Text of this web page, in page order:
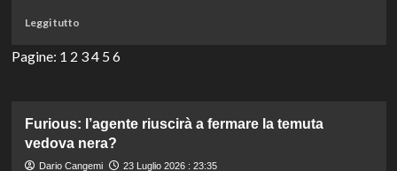
2027.
Leggi tuttoLeggi
più
di
“Ransom
Pagine: 1 2 34 5 6
Furious: l’agente riuscirà a fermare la temuta
vedova nera?
Dario Cangemi 23 Luglio 2026 : 23:35